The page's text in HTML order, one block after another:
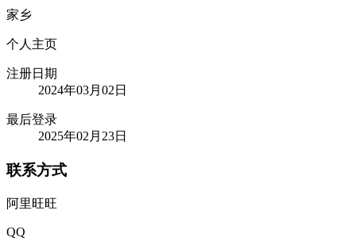
家乡
个人主页
注册日期
2024年03月02日
最后登录
2025年02月23日
联系方式
阿里旺旺
QQ